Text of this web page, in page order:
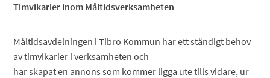
Timvikarier inom Måltidsverksamheten
Måltidsavdelningen i Tibro Kommun har ett ständigt behov
av timvikarier i verksamheten och
har skapat en annons som kommer ligga ute tills vidare, ur